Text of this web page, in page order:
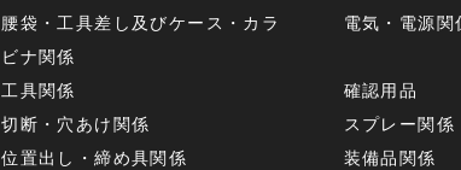
腰袋・工具差し及びケース・カラ
ビナ関係
工具関係
切断・穴あけ関係
位置出し・締め具関係
電気・電源関
確認用品
スプレー関係
装備品関係